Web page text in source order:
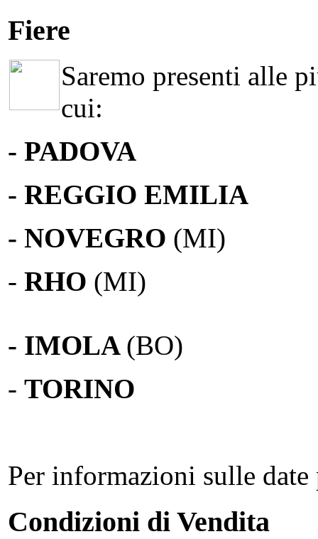
Fiere
Saremo presenti alle
cui:
- PADOVA
- REGGIO EMILIA
- NOVEGRO (MI)
- RHO (MI)
- IMOLA (BO)
- TORINO
Per informazioni sulle
Condizioni di Vendita